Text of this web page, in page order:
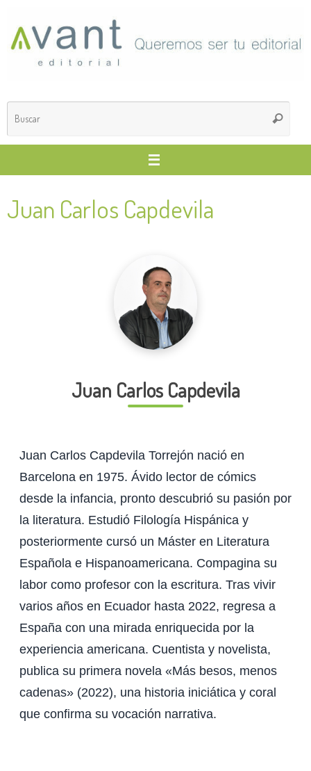
contenido
Buscar
Juan Carlos Capdevila
Juan Carlos Capdevila
Juan Carlos Capdevila Torrejón nació en
Barcelona en 1975. Ávido lector de cómics
desde la infancia, pronto descubrió su pasión por
la literatura. Estudió Filología Hispánica y
posteriormente cursó un Máster en Literatura
Española e Hispanoamericana. Compagina su
labor como profesor con la escritura. Tras vivir
varios años en Ecuador hasta 2022, regresa a
España con una mirada enriquecida por la
experiencia americana. Cuentista y novelista,
publica su primera novela «Más besos, menos
cadenas» (2022), una historia iniciática y coral
que confirma su vocación narrativa.